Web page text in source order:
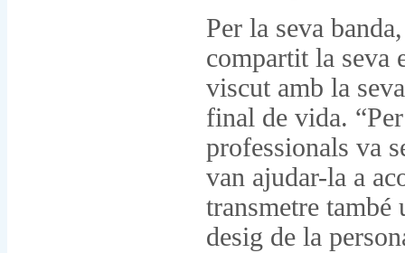
Per la seva
compartit la seva
viscut amb la
final de vida.
professionals va
van ajudar-la a
transmetre també
desig de la